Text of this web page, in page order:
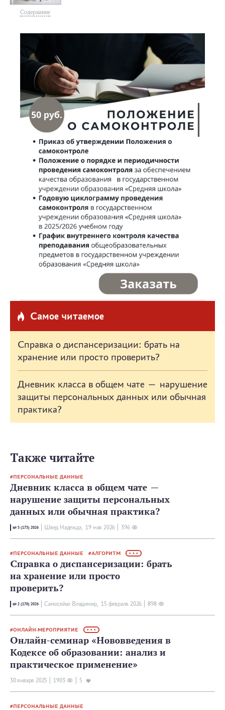
Содержание
Самое читаемое
Справка о диспансеризации: брать на
хранение или просто проверить?
Дневник класса в общем чате — нарушение
защиты персональных данных или обычная
практика?
Также читайте
ПЕРСОНАЛЬНЫЕ ДАННЫЕ
Дневник класса в общем чате —
нарушение защиты персональных
данных или обычная практика?
№ 5 (173) 2026 Швед Надежда, 19 мая 2026 396
ПЕРСОНАЛЬНЫЕ ДАННЫЕ АЛГОРИТМ • • •
Справка о диспансеризации: брать
на хранение или просто
проверить?
№ 2 (170) 2026 Самосейко Владимир, 15 февраля 2026 898
ОНЛАЙН-МЕРОПРИЯТИЕ • • •
Онлайн-семинар «Нововведения в
Кодексе об образовании: анализ и
практическое применение»
30 января 2025 1903 5
ПЕРСОНАЛЬНЫЕ ДАННЫЕ